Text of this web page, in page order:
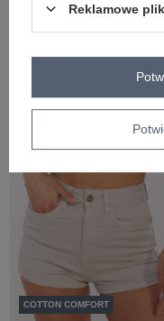
COTTON COMFORT
Reklamowe